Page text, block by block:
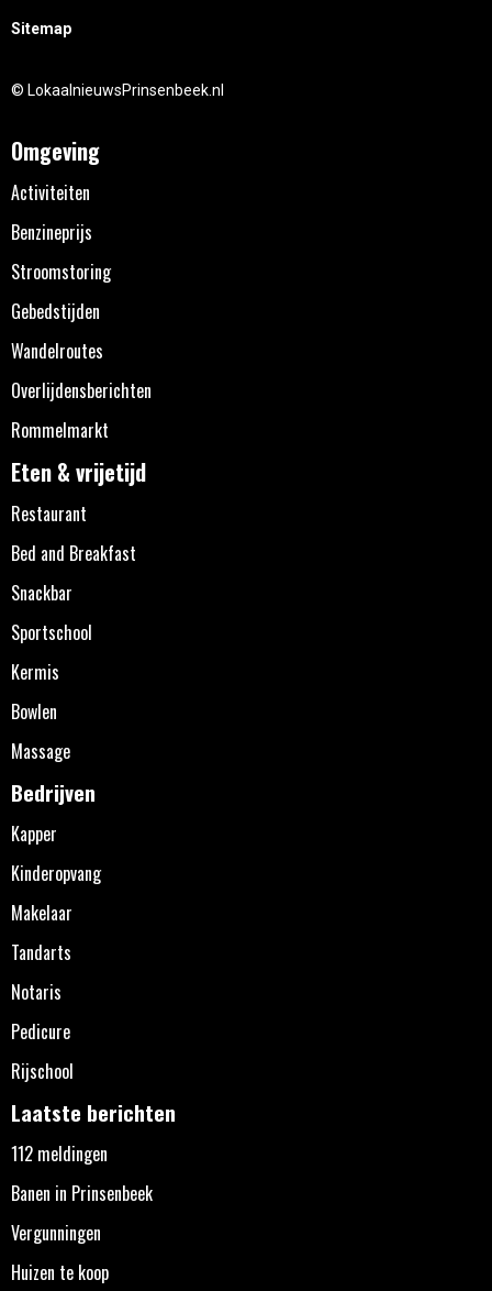
Sitemap
© LokaalnieuwsPrinsenbeek.nl
Omgeving
Activiteiten
Benzineprijs
Stroomstoring
Gebedstijden
Wandelroutes
Overlijdensberichten
Rommelmarkt
Eten & vrijetijd
Restaurant
Bed and Breakfast
Snackbar
Sportschool
Kermis
Bowlen
Massage
Bedrijven
Kapper
Kinderopvang
Makelaar
Tandarts
Notaris
Pedicure
Rijschool
Laatste berichten
112 meldingen
Banen in Prinsenbeek
Vergunningen
Huizen te koop